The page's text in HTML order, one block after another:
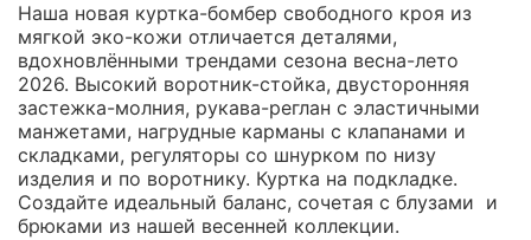
Наша новая куртка-бомбер свободного кроя из
мягкой эко-кожи отличается деталями,
вдохновлёнными трендами сезона весна-лето
2026. Высокий воротник-стойка, двусторонняя
застежка-молния, рукава-реглан с эластичными
манжетами, нагрудные карманы с клапанами и
складками, регуляторы со шнурком по низу
изделия и по воротнику. Куртка на подкладке.
Создайте идеальный баланс, сочетая с блузами и
брюками из нашей весенней коллекции.